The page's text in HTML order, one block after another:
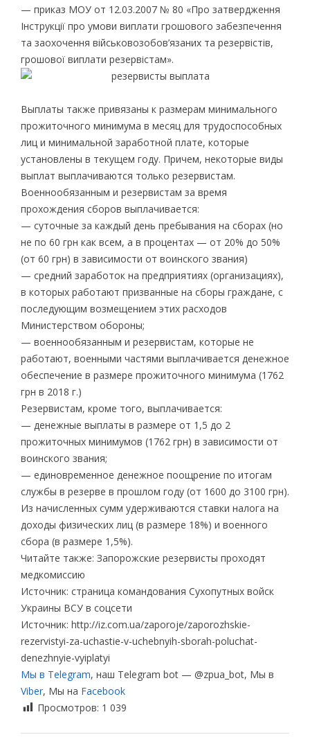
— приказ МОУ от 12.03.2007 № 80 «Про затвердження
Інструкції про умови виплати грошового забезпечення
та заохочення військовозобов’язаних та резервістів,
грошової виплати резервістам».
Выплаты также привязаны к размерам минимального
прожиточного минимума в месяц для трудоспособных
лиц и минимальной заработной плате, которые
установлены в текущем году. Причем, некоторые виды
выплат выплачиваются только резервистам.
Военнообязанным и резервистам за время
прохождения сборов выплачивается:
— суточные за каждый день пребывания на сборах (но
не по 60 грн как всем, а в процентах — от 20% до 50%
(от 60 грн) в зависимости от воинского звания)
— средний заработок на предприятиях (организациях),
в которых работают призванные на сборы граждане, с
последующим возмещением этих расходов
Министерством обороны;
— военнообязанным и резервистам, которые не
работают, военными частями выплачивается денежное
обеспечение в размере прожиточного минимума (1762
грн в 2018 г.)
Резервистам, кроме того, выплачивается:
— денежные выплаты в размере от 1,5 до 2
прожиточных минимумов (1762 грн) в зависимости от
воинского звания;
— единовременное денежное поощрение по итогам
службы в резерве в прошлом году (от 1600 до 3100 грн).
Из начисленных сумм удерживаются ставки налога на
доходы физических лиц (в размере 18%) и военного
сбора (в размере 1,5%).
Читайте также: Запорожские резервисты проходят
медкомиссию
Источник: страница командования Сухопутных войск
Украины ВСУ в соцсети
Источник: http://iz.com.ua/zaporoje/zaporozhskie-
rezervistyi-za-uchastie-v-uchebnyih-sborah-poluchat-
denezhnyie-vyiplatyi
Мы в Telegram, наш Telegram bot — @zpua_bot, Мы в
Viber, Мы на Facebook
Просмотров: 1 039